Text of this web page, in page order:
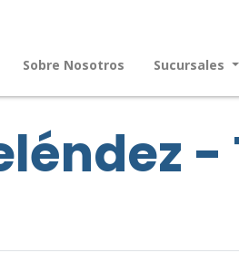
Sobre Nosotros Sucursales